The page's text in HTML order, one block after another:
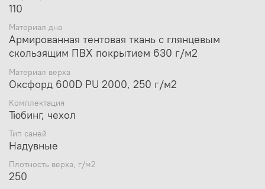
110
Материал дна
Армированная тентовая ткань с глянцевым
скользящим ПВХ покрытием 630 г/м2
Материал верха
Оксфорд 600D PU 2000, 250 г/м2
Комплектация
Тюбинг, чехол
Тип саней
Надувные
Плотность верха, г/м2
250